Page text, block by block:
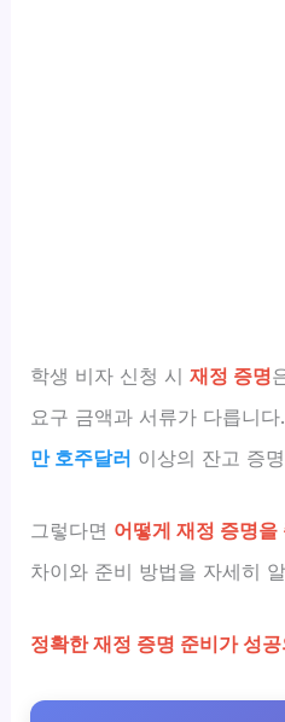
학생 비자 신청 시재정 증명
요구 금액과 서류가 다릅니
만 호주달러 이상의 잔고 증
그렇다면 어떻게 재정 증명을
차이와 준비 방법을 자세히
정확한 재정 증명 준비가 성공